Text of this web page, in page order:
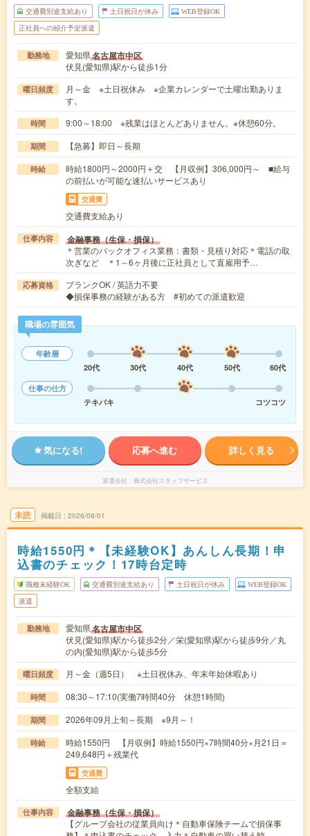
交通費別途支給あり 土日祝日が休み WEB登録OK
正社員への紹介予定派遣
勤務地 愛知県名古屋市中区
伏見(愛知県)駅から徒歩1分
曜日頻度
月～金 ※土日祝休み ※企業カレンダーで土曜出勤ありま
す。
時間 9:00～18:00 ※残業はほとんどありません。※休憩60分。
期間 【急募】即日～長期
時給
時給1800円～2000円＋交 【月収例】306,000円～ ■給与
の前払いが可能な速払いサービスあり
交通費
交通費支給あり
仕事内容 金融事務（生保・損保）
＊営業のバックオフィス業務：書類・見積り対応＊電話の取
次ぎなど ＊1～6ヶ月後に正社員として直雇用予…
応募資格
ブランクOK / 英語力不要
◆損保事務の経験がある方 #初めての派遣歓迎
職場の雰囲気
年齢層
20代
30代 40代 50代
60代
仕事の仕方
テキパキ
コツコツ
気になる! 応募へ進む 詳しく見る
派遣会社 株式会社スタッフサービス
未読 掲載日 2026/08/01
時給1550円＊【未経験OK】あんしん長期！申
込書のチェック！17時台定時
職種未経験OK 交通費別途支給あり 土日祝日が休み WEB登録OK
派遣
勤務地 愛知県名古屋市中区
伏見(愛知県)駅から徒歩2分／栄(愛知県)駅から徒歩9分／丸
の内(愛知県)駅から徒歩5分
曜日頻度 月～金（週5日） ※土日祝休み、年末年始休暇あり
時間 08:30～17:10(実働7時間40分 休憩1時間)
期間 2026年09月上旬～長期 ※9月～！
時給
時給1550円 【月収例】時給1550円×7時間40分×月21日＝
249,648円＋残業代
交通費
全額支給
仕事内容 金融事務（生保・損保）
【グループ会社の従業員向け＊自動車保険チームで損保事